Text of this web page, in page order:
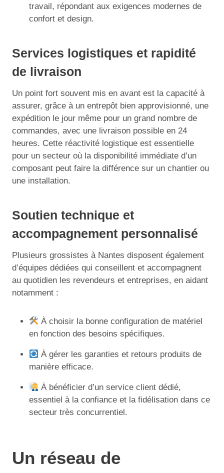
travail, répondant aux exigences modernes de
confort et design.
Services logistiques et rapidité
de livraison
Un point fort souvent mis en avant est la capacité à
assurer, grâce à un entrepôt bien approvisionné, une
expédition le jour même pour un grand nombre de
commandes, avec une livraison possible en 24
heures. Cette réactivité logistique est essentielle
pour un secteur où la disponibilité immédiate d’un
composant peut faire la différence sur un chantier ou
une installation.
Soutien technique et
accompagnement personnalisé
Plusieurs grossistes à Nantes disposent également
d’équipes dédiées qui conseillent et accompagnent
au quotidien les revendeurs et entreprises, en aidant
notamment :
À choisir la bonne configuration de matériel
en fonction des besoins spécifiques.
À gérer les garanties et retours produits de
manière efficace.
À bénéficier d’un service client dédié,
essentiel à la confiance et la fidélisation dans ce
secteur très concurrentiel.
Un réseau de